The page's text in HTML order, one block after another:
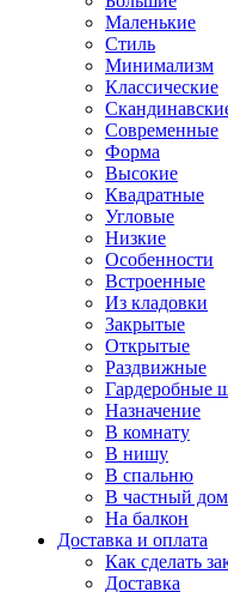
Маленькие
Стиль
Минимализм
Классические
Современные
Форма
Высокие
Квадратные
Угловые
Низкие
Особенности
Встроенные
Из кладовки
Закрытые
Открытые
Раздвижные
Гардеробные
Назначение
В комнату
В нишу
В спальню
В частный дом
На балкон
Доставка и оплата
Как сделать
Доставка